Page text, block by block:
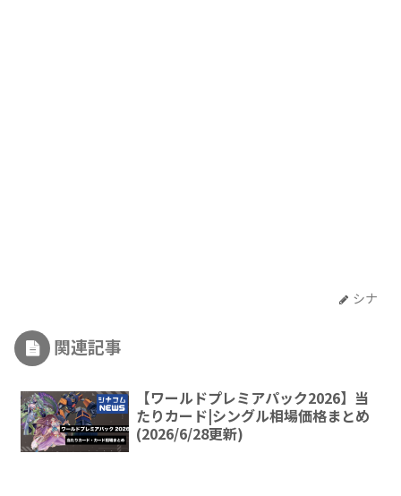
シナ
関連記事
【ワールドプレミアパック2026】当
たりカード|シングル相場価格まとめ
(2026/6/28更新)